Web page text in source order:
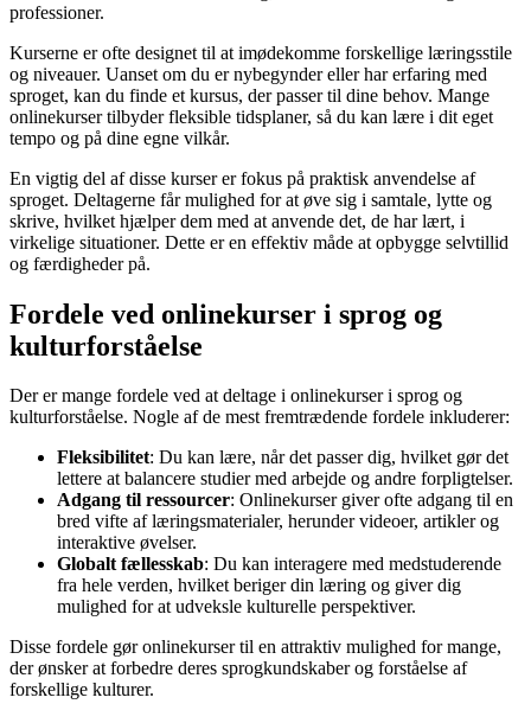
professioner.
Kurserne er ofte designet til at imødekomme forskellige læringsstile
og niveauer. Uanset om du er nybegynder eller har erfaring med
sproget, kan du finde et kursus, der passer til dine behov. Mange
onlinekurser tilbyder fleksible tidsplaner, så du kan lære i dit eget
tempo og på dine egne vilkår.
En vigtig del af disse kurser er fokus på praktisk anvendelse af
sproget. Deltagerne får mulighed for at øve sig i samtale, lytte og
skrive, hvilket hjælper dem med at anvende det, de har lært, i
virkelige situationer. Dette er en effektiv måde at opbygge selvtillid
og færdigheder på.
Fordele ved onlinekurser i sprog og
kulturforståelse
Der er mange fordele ved at deltage i onlinekurser i sprog og
kulturforståelse. Nogle af de mest fremtrædende fordele inkluderer:
Fleksibilitet: Du kan lære, når det passer dig, hvilket gør det
lettere at balancere studier med arbejde og andre forpligtelser.
Adgang til ressourcer: Onlinekurser giver ofte adgang til en
bred vifte af læringsmaterialer, herunder videoer, artikler og
interaktive øvelser.
Globalt fællesskab: Du kan interagere med medstuderende
fra hele verden, hvilket beriger din læring og giver dig
mulighed for at udveksle kulturelle perspektiver.
Disse fordele gør onlinekurser til en attraktiv mulighed for mange,
der ønsker at forbedre deres sprogkundskaber og forståelse af
forskellige kulturer.